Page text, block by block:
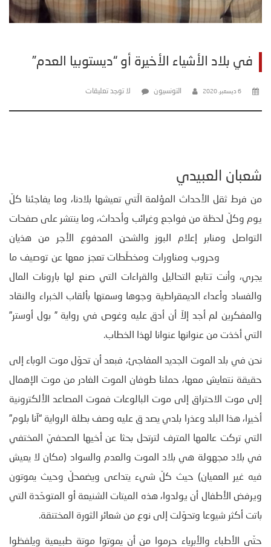
في بلاد الأشياء الأخيرة أو “ديستوبيا العدم”
6 ديسمبر، 2020 التونسيون لا توجد تعليقات
شعبان العبيدي
من فرط ثقل الأحداث المؤلمة الّتي تعيشها بلادنا، وما يفاجئنا كلّ
يوم وكلّ لحظة من فواجع وغرائب وأحداث، وما ينتشر على صفحات
التواصل ومنابر إعلام البوز والشحن المدفوع الأجر من هذيان
وحروب ومناورات ومخطّطات تعجز معها عن توصيف ما
يجري، وأنت تتابع التحاليل والقراءات التي صنع لها بارونات المال
والفساد وأعداء الديمقراطية وجوها وسمتها بألقاب الخبراء والنقاد
والمفكرين لم أجد إلاّ أن أدق عليه وغوص في رواية ” بول أوستر”
التي أخذت من عنوانها عنوانا لهذا الخطاب.
نحن في بلد الموت الجديد المفاجئ، فبعد أن تحوّل موت الوباء إلى
حقيقة نتعايش معها، حملنا طوفان الموت الغادر من موت الإهمال
إلى موت الاحتراق إلى موت البالوعات فموت المصاعد الألكترونية
أخيرا، هذا البلد وعذرا بلدي يصد ق عليه وصف بطلة الرواية “آنا بلوم”
التي تركت عالمها المترف لترتحل بحثا عن أخيها الصحفيّ المختفي
في بلاد مجهولة هي بلاد الموت والعدم والسواد (مكان لا يعيش
فيه غير العميان) حيث كلّ شيء يتداعى ويضمحلّ وحيث يموتون
ويرفض الأطفال أن يولدوا، هذه الميتات الشنيعة أو المتوحّدة التي
باتت أكثر شيوعا وتحوّلت إلى نوع من شعائر الثورة المختنقة.
حتّى الأطباء والأبرياء حرموا من أن يموتوا موتة طبيعية ويلفظوا